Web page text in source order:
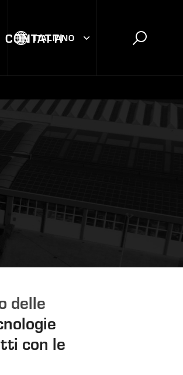
CONTATTI
ITALIANO
delle
con le